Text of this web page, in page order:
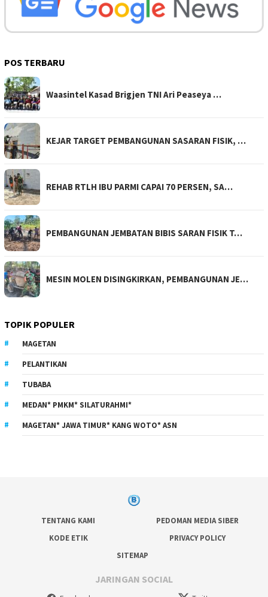
POS TERBARU
Waasintel Kasad Brigjen TNI Ari Peaseya …
KEJAR TARGET PEMBANGUNAN SASARAN FISIK, …
REHAB RTLH IBU PARMI CAPAI 70 PERSEN, SA…
PEMBANGUNAN JEMBATAN BIBIS SARAN FISIK T…
MESIN MOLEN DISINGKIRKAN, PEMBANGUNAN JE…
TOPIK POPULER
MAGETAN
PELANTIKAN
TUBABA
MEDAN* PMKM* SILATURAHMI*
MAGETAN* JAWA TIMUR* KANG WOTO* ASN
TENTANG KAMI
PEDOMAN MEDIA SIBER
KODE ETIK
PRIVACY POLICY
SITEMAP
JARINGAN SOCIAL